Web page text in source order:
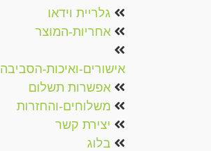
גלריית וידאו
אחריות-המוצר
אישורים-ואיכות-הסביבה
אפשרות תשלום
משלוחים-והחזרות
יצירת קשר
בלוג